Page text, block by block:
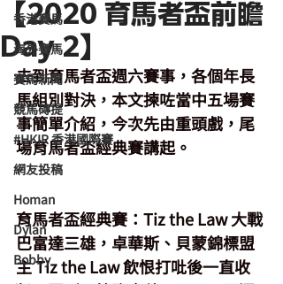
香港賽馬
海外賽馬
賽馬新聞
競馬磚提
#HKIR 香港國際賽
網友投稿
Homan
Dylan
Bobby
【2020 育馬者盃前瞻
Day 2】
去到育馬者盃週六賽事，各個年長
馬組別對決，本文揀咗當中五場賽
事簡單介紹，今次先由重頭戲，尾
場育馬者盃經典賽講起。
育馬者盃經典賽：Tiz the Law 大戰
巴富達三雄，卓華斯、貝蒙錦標盟
主 Tiz the Law 飲恨打吡後一直收